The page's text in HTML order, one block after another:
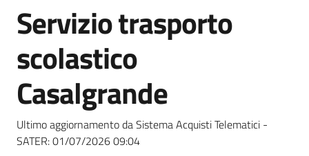
Bandi
strumenti
acquisto
Supporto
Salta al contenuto
Servizio trasporto
scolastico
Casalgrande
Ultimo aggiornamento da Sistema Acquisti Telematici -
SATER:01/07/2026 09:04